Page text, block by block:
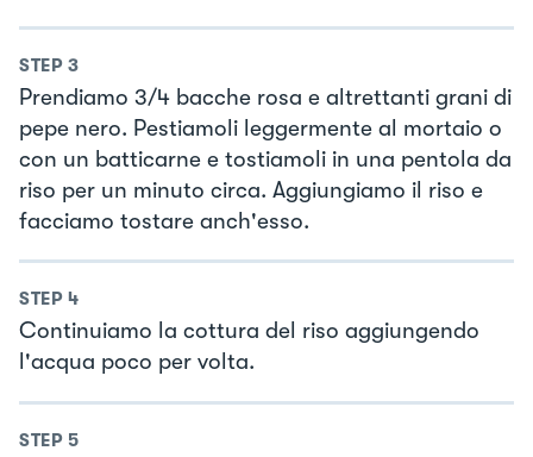
STEP 3
Prendiamo 3/4 bacche rosa e altrettanti grani di
pepe nero. Pestiamoli leggermente al mortaio o
con un batticarne e tostiamoli in una pentola da
riso per un minuto circa. Aggiungiamo il riso e
facciamo tostare anch'esso.
STEP 4
Continuiamo la cottura del riso aggiungendo
l'acqua poco per volta.
STEP 5